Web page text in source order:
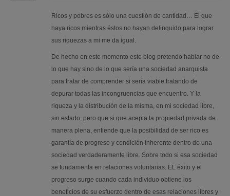
Ricos y pobres es sólo una cuestión de cantidad… El que
haya ricos mientras éstos no hayan delinquido para lograr
sus riquezas a mi me da igual.
De hecho en este momento este blog pretendo hablar no de
lo que hay sino de lo que sería una sociedad anarquista
para tratar de comprender si sería viable tratando de
depurar todas las incongruencias que encuentro. Y la
riqueza y la distribución de la misma, en mi sociedad libre,
sin estado, pero que si que acepta la propiedad privada de
manera plena, entiende que la posibilidad de ser rico es
garantía de progreso y condición inherente dentro de una
sociedad verdaderamente libre. Sobre todo si esa sociedad
se fundamenta en relaciones voluntarias. EL éxito y el
progreso surge cuando cada individuo obtiene los
beneficios de su esfuerzo dentro de esas relaciones libres y